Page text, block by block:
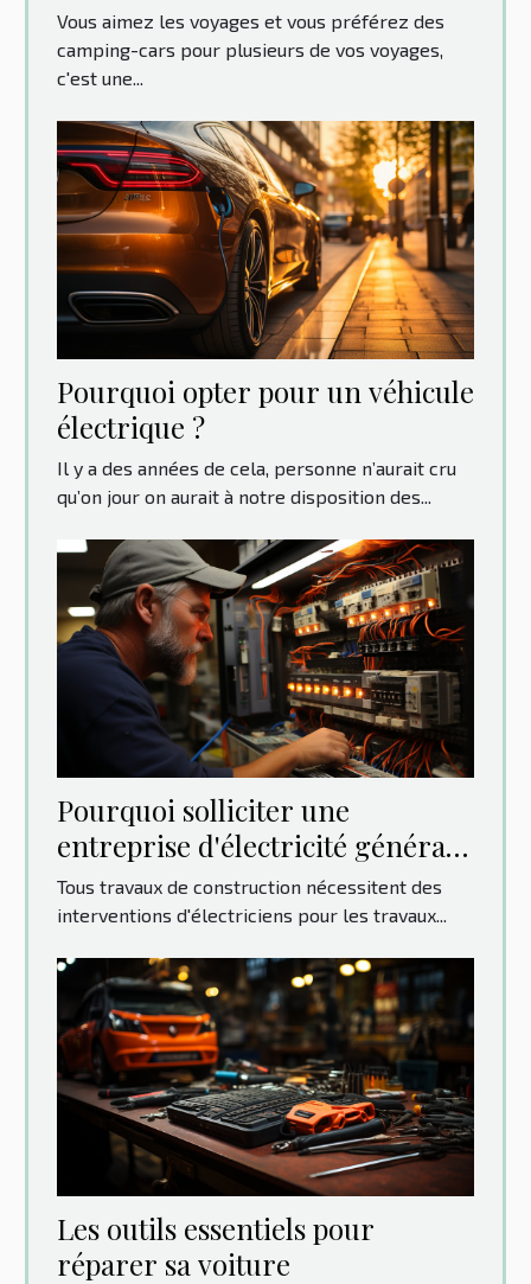
Vous aimez les voyages et vous préférez des
camping-cars pour plusieurs de vos voyages,
c'est une...
Pourquoi opter pour un véhicule
électrique ?
Il y a des années de cela, personne n’aurait cru
qu’on jour on aurait à notre disposition des...
Pourquoi solliciter une
entreprise d'électricité générale
?
Tous travaux de construction nécessitent des
interventions d'électriciens pour les travaux...
Les outils essentiels pour
réparer sa voiture